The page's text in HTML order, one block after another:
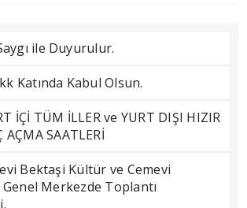
ile Duyurulur.
Katında Kabul Olsun.
İÇİ TÜM İLLER ve YURT DIŞI HIZIR
AÇMA SAATLERİ
Bektaşi Kültür ve Cemevi
Genel Merkezde Toplantı